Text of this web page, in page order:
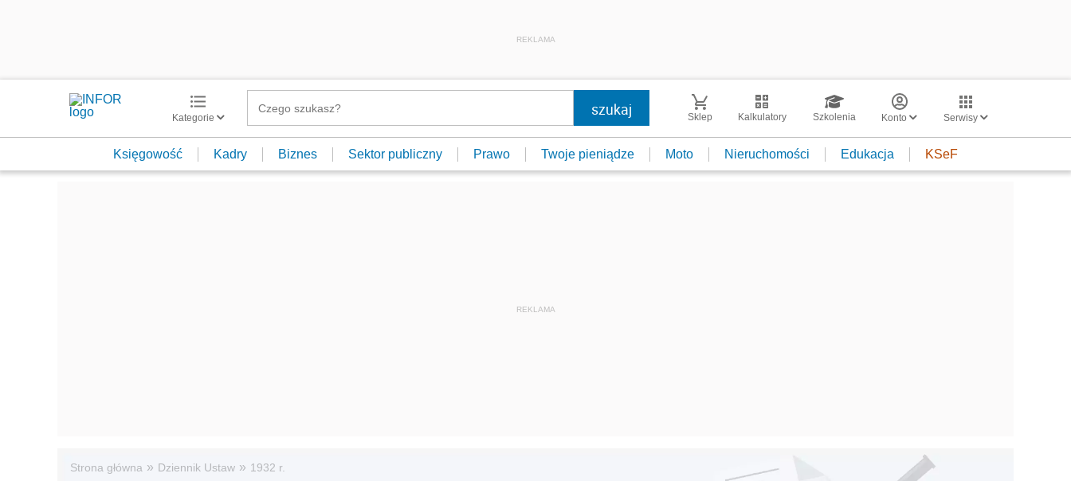
REKLAMA
Kategorie Sklep Kalkulatory Szkolenia Konto Serwisy
Księgowość Kadry Biznes Sektor publiczny Prawo Twoje pieniądze Moto Nieruchomości Edukacja KSeF
Strona główna » Dziennik Ustaw » 1932 r.